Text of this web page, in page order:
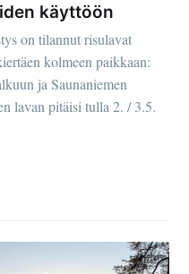
käyttöön
on tilannut risulavat
kolmeen paikkaan:
ja Saunaniemen
lavan pitäisi tulla 2. / 3.5.